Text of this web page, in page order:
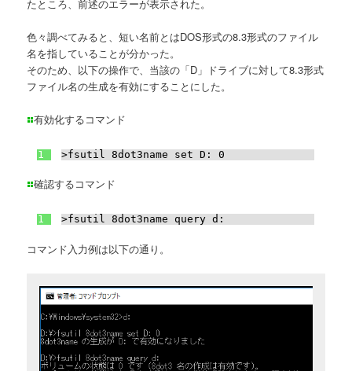
たところ、前述のエラーが表示された。
色々調べてみると、短い名前とはDOS形式の8.3形式のファイル
名を指していることが分かった。
そのため、以下の操作で、当該の「D」ドライブに対して8.3形式
ファイル名の生成を有効にすることにした。
有効化するコマンド
1 >fsutil 8dot3name set D: 0
確認するコマンド
1 >fsutil 8dot3name query d:
コマンド入力例は以下の通り。